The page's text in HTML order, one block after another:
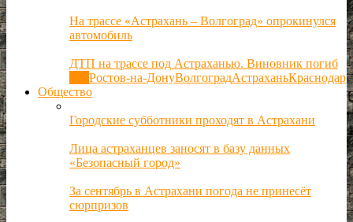
На трассе «Астрахань – Волгоград» опрокинулся
автомобиль
ДТП на трассе под Астраханью. Виновник погиб
Ростов-на-ДонуВолгоградАстраханьКраснодар
Общество
Городские субботники проходят в Астрахани
Лица астраханцев заносят в базу данных
«Безопасный город»
За сентябрь в Астрахани погода не принесёт
сюрпризов